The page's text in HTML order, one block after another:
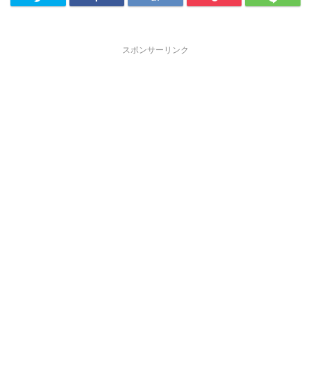
スポンサーリンク